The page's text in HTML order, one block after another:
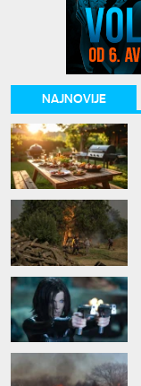
NAJNOVIJE